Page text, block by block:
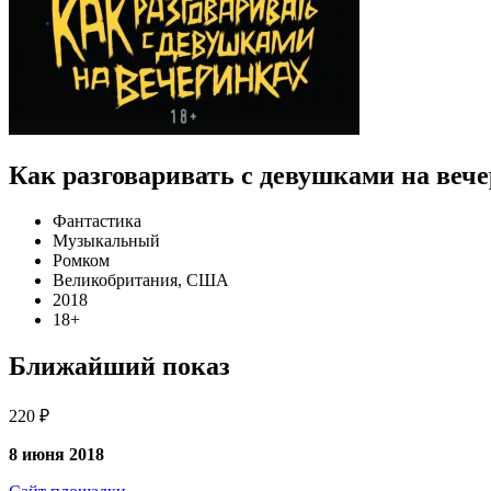
Как разговаривать с девушками на
Фантастика
Музыкальный
Ромком
Великобритания, США
2018
18+
Ближайший показ
220 ₽
8 июня 2018